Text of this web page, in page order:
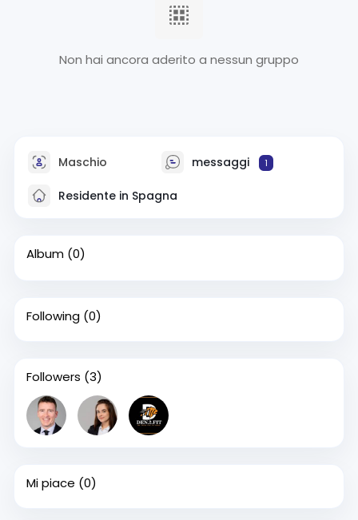
Non hai ancora aderito a nessun gruppo
Maschio messaggi 1
Residente in Spagna
Album (0)
Following (0)
Followers (3)
Mi piace (0)